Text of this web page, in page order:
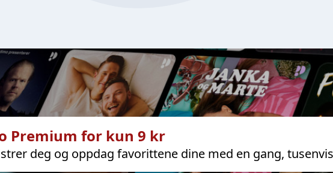
Premium for kun 9 kr
deg og oppdag favorittene dine med en gang,